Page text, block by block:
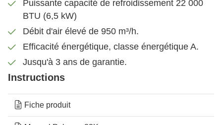
Refroidissement rapide et efficace
Grâce à sa grande capacité et à son puissant débit
d’air de 950 m³/h, l’AC Palermo 22K refroidit
efficacement même pendant les journées les plus
chaudes. Il dispose de trois vitesses de ventilation et
d’adapter facilement le refroidissement à vos
préférences. Que vous ayez besoin de rafraîchir
Puissante capacité de refroidissement 22 000
BTU (6,5 kW)
Débit d'air élevé de 950 m³/h.
Efficacité énergétique, classe énergétique A.
Jusqu'à 3 ans de garantie.
Instructions
Fiche produit